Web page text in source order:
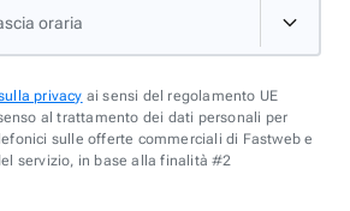
oraria
privacy ai sensi del regolamento UE
al trattamento dei dati personali per
sulle offerte commerciali di Fastweb e
servizio, in base alla finalità #2